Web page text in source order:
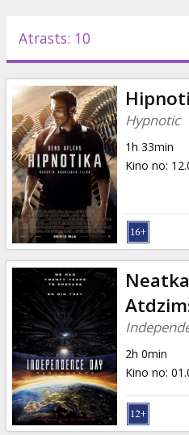
Pasākumi
Ziņas
Dāvanu
kartes
Uzkodas
B2B
Kino
Klubs
Atrasts: 10
Hypnotic
1h 33min
Kino no:
2h 0min
Kino no: